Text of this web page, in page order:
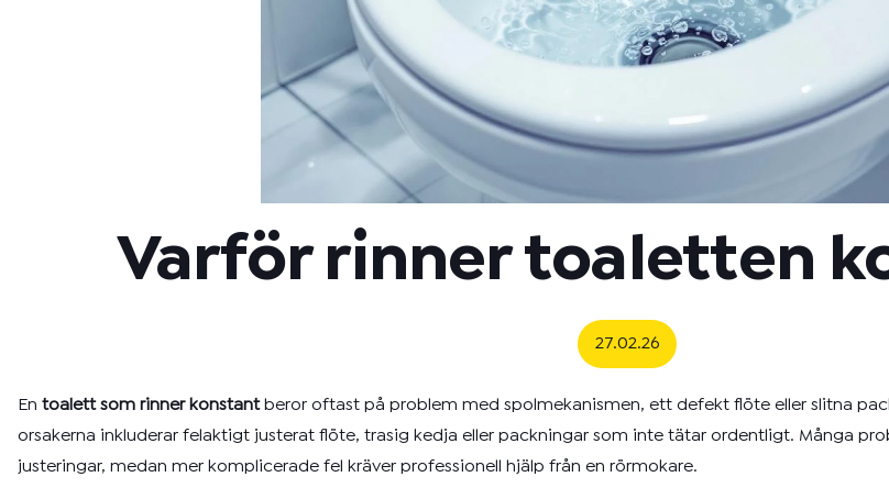
Varför rinner toaletten
27.02.26
En toalett som rinner konstantberor oftast på problem med spolmekanismen, ett defekt flöte eller slitna
orsakerna inkluderar felaktigt justerat flöte, trasig kedja eller packningar som inte tätar ordentligt. Många
justeringar, medan mer komplicerade fel kräver professionell hjälp från en rörmokare.